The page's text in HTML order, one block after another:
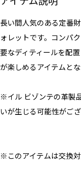
長い間人気のある定番
ォレットです。コンパ
要なディティールを配
が楽しめるアイテムと
※イル ビゾンテの革製
いが生じる可能性がご
※このアイテムは交換